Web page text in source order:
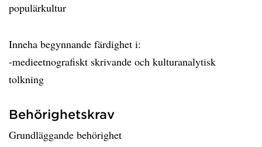
populärkultur
Inneha begynnande färdighet i:
-medieetnografiskt skrivande och kulturanalytisk
tolkning
Behörighetskrav
Grundläggande behörighet